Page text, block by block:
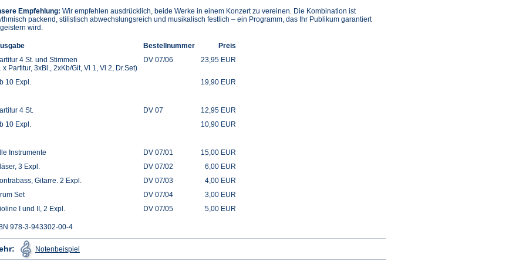
Empfehlung: Wir empfehlen ausdrücklich, beide Werke in einem Konzert zu vereinen. Die Kombination ist
packend, stilistisch abwechslungsreich und musikalisch festlich – ein Programm, das Ihr Publikum garantiert
wird.
Bestellnummer
Preis
4 St. und Stimmen
x Partitur, 3xBl., 2xKb/Git, Vl 1, Vl 2, Dr.Set)
DV 07/06 23,95 EUR
10 Expl. 19,90 EUR
4 St. DV 07
12,95 EUR
10 Expl.
10,90 EUR
Instrumente DV 07/01
15,00 EUR
3 Expl.
DV 07/02
6,00 EUR
Gitarre. 2 Expl.
DV 07/03
4,00 EUR
Set
DV 07/04
3,00 EUR
I und II, 2 Expl.
DV 07/05 5,00 EUR
978-3-943302-00-4
Notenbeispiel in
einem